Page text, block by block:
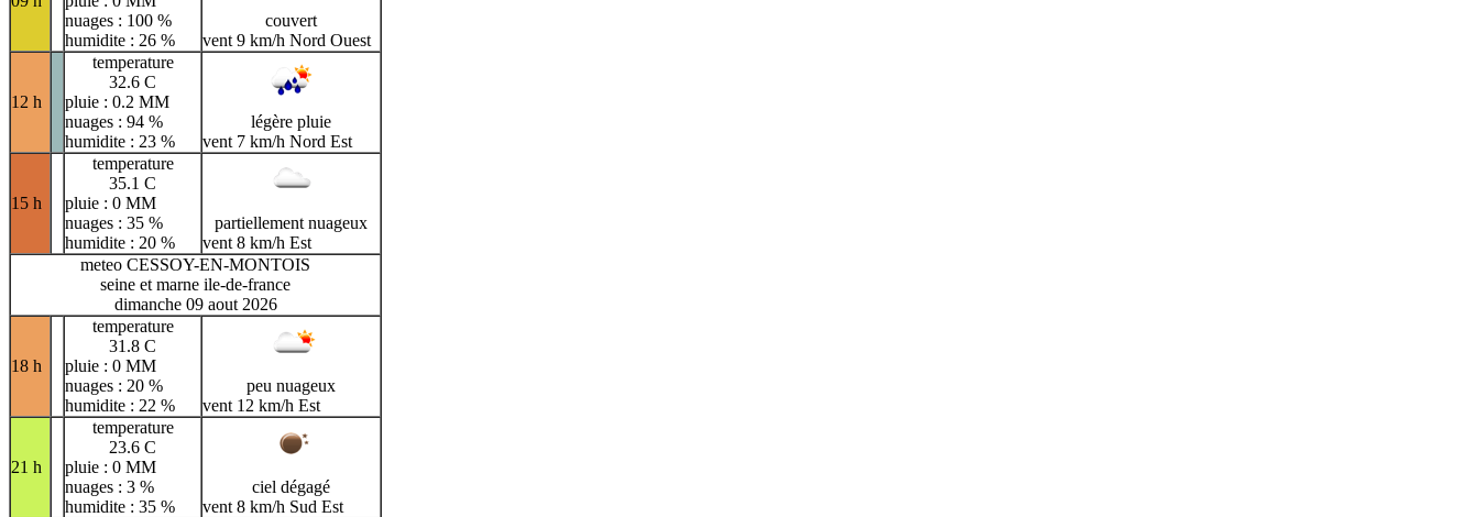
nuages : 100 %
humidite : 26 %
couvert
vent 9 km/h Nord Ouest
12 h
temperature
32.6 C
pluie : 0.2 MM
nuages : 94 %
humidite : 23 %
légère pluie
vent 7 km/h Nord Est
15 h
temperature
35.1 C
pluie : 0 MM
nuages : 35 %
humidite : 20 %
partiellement nuageux
vent 8 km/h Est
meteo CESSOY-EN-MONTOIS
seine et marne ile-de-france
dimanche 09 aout 2026
18 h
temperature
31.8 C
pluie : 0 MM
nuages : 20 %
humidite : 22 %
peu nuageux
vent 12 km/h Est
21 h
temperature
23.6 C
pluie : 0 MM
nuages : 3 %
humidite : 35 %
ciel dégagé
vent 8 km/h Sud Est